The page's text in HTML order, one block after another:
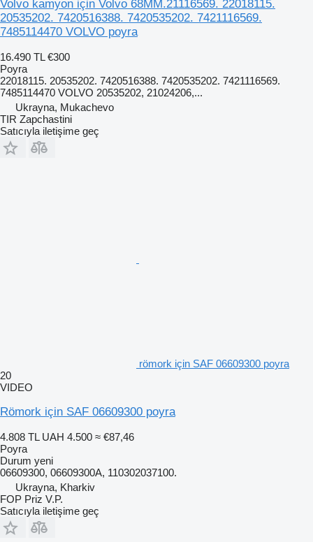
Volvo kamyon için Volvo 68MM.21116569. 22018115.
20535202. 7420516388. 7420535202. 7421116569.
7485114470 VOLVO poyra
16.490 TL €300
Poyra
22018115. 20535202. 7420516388. 7420535202. 7421116569.
7485114470 VOLVO 20535202, 21024206,...
Ukrayna, Mukachevo
TIR Zapchastini
Satıcıyla iletişime geç
römork için SAF 06609300 poyra
20
VIDEO
Römork için SAF 06609300 poyra
4.808 TL UAH 4.500 ≈ €87,46
Poyra
Durum yeni
06609300, 06609300A, 110302037100.
Ukrayna, Kharkiv
FOP Priz V.P.
Satıcıyla iletişime geç